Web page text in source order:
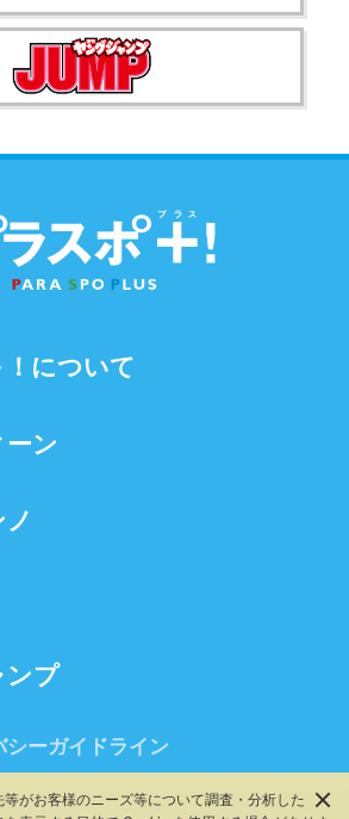
がお客様のニーズ等について調査・分析した
について
ン
ンプ
ーガイドライン